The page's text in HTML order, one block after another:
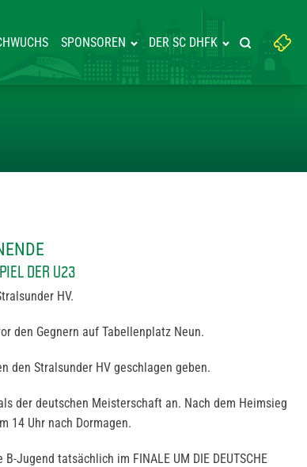
SPONSOREN DER SC DHFK
Suchbegriff
eingeben:
Suche
DER U23
HV.
den Gegnern auf Tabellenplatz Neun.
den Stralsunder HV geschlagen geben.
der deutschen Meisterschaft an. Nach dem Heimsieg
14 Uhr nach Dormagen.
Jugend tatsächlich im FINALE UM DIE DEUTSCHE